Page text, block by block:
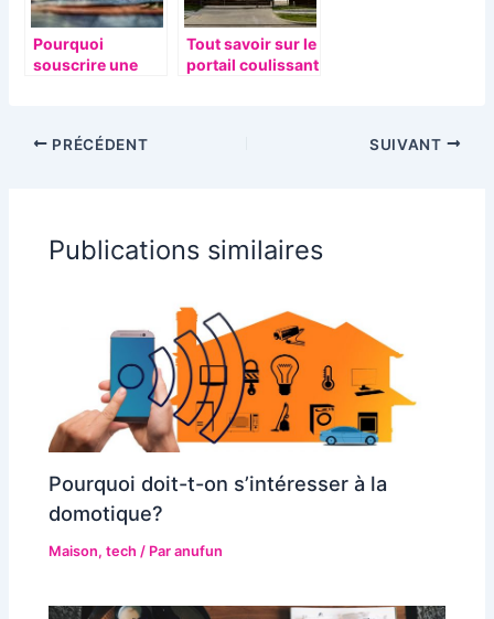
Pourquoi
souscrire une
Tout savoir sur le
portail coulissant
PRÉCÉDENT SUIVANT
Publications similaires
Pourquoi doit-t-on s’intéresser à la
domotique?
Maison,tech / Paranufun